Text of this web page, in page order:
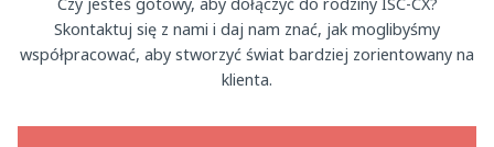
Czy jesteś gotowy, aby dołączyć do rodziny ISC-CX?
Skontaktuj się z nami i daj nam znać, jak moglibyśmy
współpracować, aby stworzyć świat bardziej zorientowany na